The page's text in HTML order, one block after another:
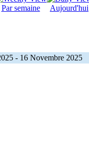
Par semaine Aujourd'hui
- 16 Novembre 2025